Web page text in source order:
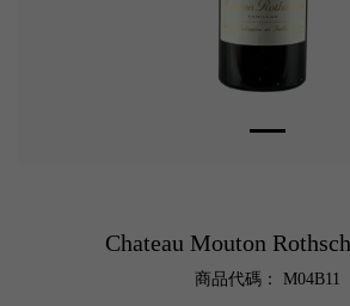
Chateau Mouton
商品代碼： M04B11